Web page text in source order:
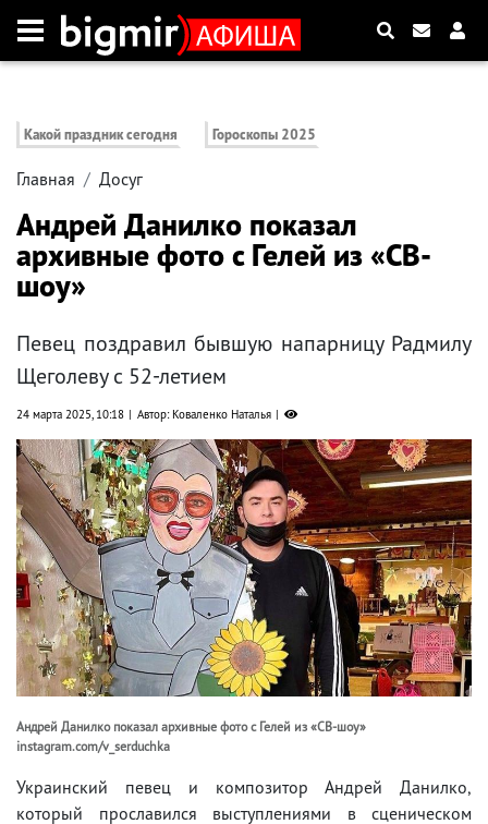
Какой праздник сегодня Гороскопы 2025
Главная Досуг
Андрей Данилко показал
архивные фото с Гелей из «СВ-
шоу»
Певец поздравил бывшую напарницу Радмилу
Щеголеву с 52-летием
24 марта 2025, 10:18 Автор: Коваленко Наталья
Андрей Данилко показал архивные фото с Гелей из «СВ-шоу»
instagram.com/v_serduchka
Украинский певец и композитор Андрей Данилко,
который прославился выступлениями в сценическом